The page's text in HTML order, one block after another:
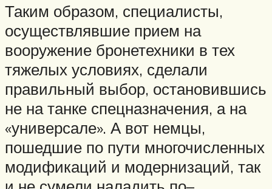
Таким образом, специалисты,
осуществлявшие прием на
вооружение бронетехники в тех
тяжелых условиях, сделали
правильный выбор, остановившись
не на танке спецназначения, а на
«универсале». А вот немцы,
пошедшие по пути многочисленных
модификаций и модернизаций, так